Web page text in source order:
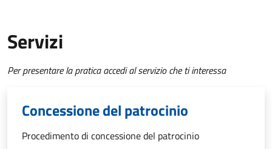
Servizi
Per presentare la pratica accedi al servizio che ti interessa
Concessione del patrocinio
Procedimento di concessione del patrocinio